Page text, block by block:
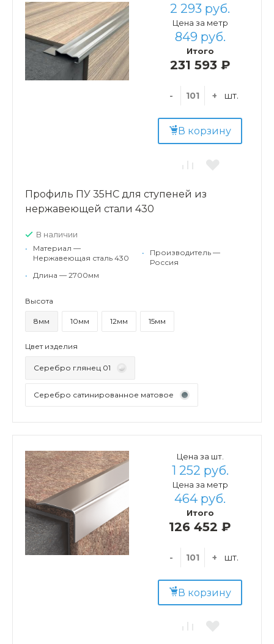
2 293 руб.
Цена за метр
849 руб.
Итого
231 593 ₽
- + шт.
В корзину
Профиль ПУ 35НС для ступеней из
нержавеющей стали 430
В наличии
•
Материал —
Нержавеющая сталь 430
•
Длина — 2700мм
•
Производитель —
Россия
Высота
8мм 10мм 12мм 15мм
Цвет изделия
Серебро глянец 01
Серебро сатинированное матовое
Цена за шт.
1 252 руб.
Цена за метр
464 руб.
Итого
126 452 ₽
- + шт.
В корзину